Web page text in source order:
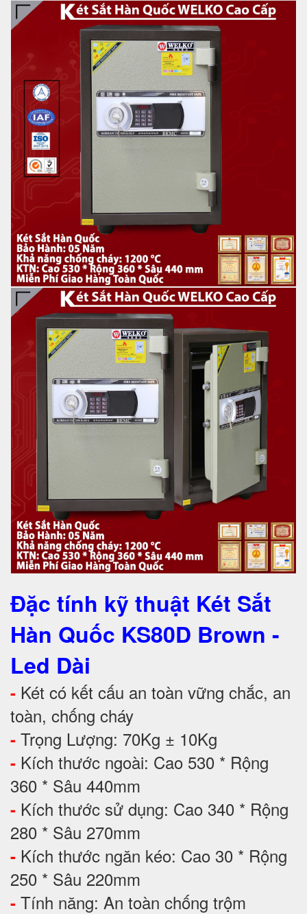
Đặc tính kỹ thuật Két Sắt
Hàn Quốc KS80D Brown -
Led Dài
- Két có kết cấu an toàn vững chắc, an
toàn, chống cháy
- Trọng Lượng: 70Kg ± 10Kg
- Kích thước ngoài: Cao 530 * Rộng
360 * Sâu 440mm
- Kích thước sử dụng: Cao 340 * Rộng
280 * Sâu 270mm
- Kích thước ngăn kéo: Cao 30 * Rộng
250 * Sâu 220mm
- Tính năng: An toàn chống trộm